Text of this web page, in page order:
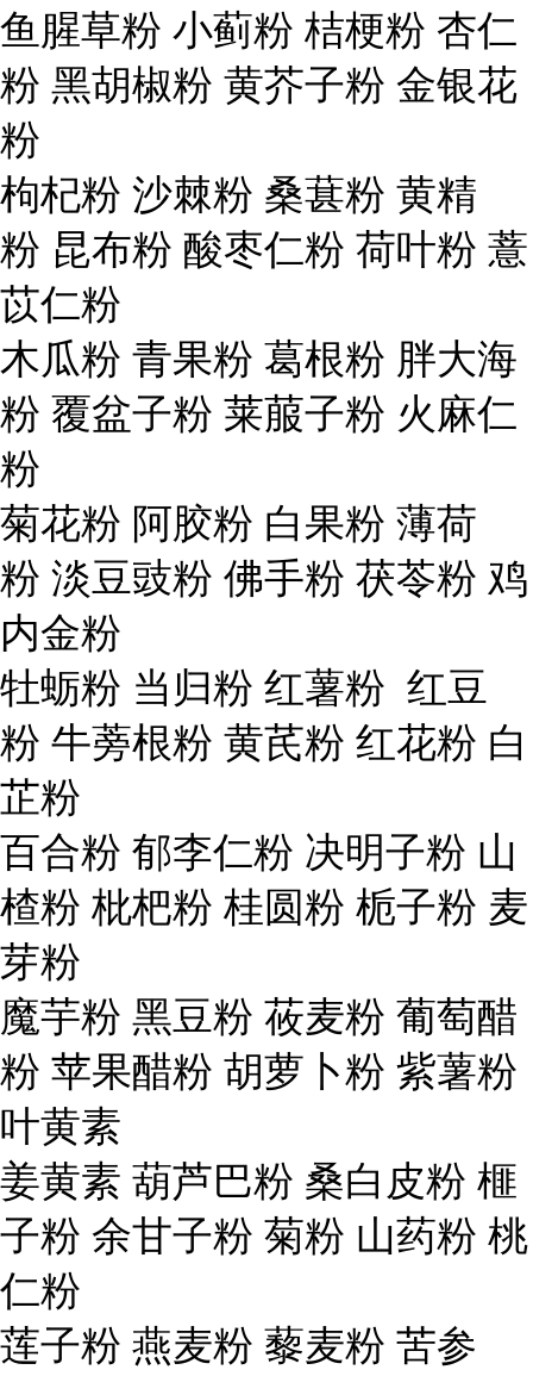
鱼腥草粉 小蓟粉 桔梗粉 杏仁
粉 黑胡椒粉 黄芥子粉 金银花
粉
枸杞粉 沙棘粉 桑葚粉 黄精
粉 昆布粉 酸枣仁粉 荷叶粉 薏
苡仁粉
木瓜粉 青果粉 葛根粉 胖大海
粉 覆盆子粉 莱菔子粉 火麻仁
粉
菊花粉 阿胶粉 白果粉 薄荷
粉 淡豆豉粉 佛手粉 茯苓粉 鸡
内金粉
牡蛎粉 当归粉 红薯粉 红豆
粉 牛蒡根粉 黄芪粉 红花粉 白
芷粉
百合粉 郁李仁粉 决明子粉 山
楂粉 枇杷粉 桂圆粉 栀子粉 麦
芽粉
魔芋粉 黑豆粉 莜麦粉 葡萄醋
粉 苹果醋粉 胡萝卜粉 紫薯粉
叶黄素
姜黄素 葫芦巴粉 桑白皮粉 榧
子粉 余甘子粉 菊粉 山药粉 桃
仁粉
莲子粉 燕麦粉 藜麦粉 苦参